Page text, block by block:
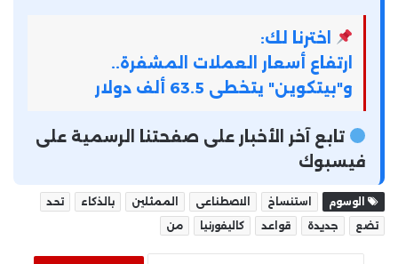
اخترنا لك:
ارتفاع أسعار العملات المشفرة..
و"بيتكوين" يتخطى 63.5 ألف دولار
تابع آخر الأخبار على صفحتنا الرسمية على
فيسبوك
الوسوم استنساخ الاصطناعى الممثلين بالذكاء
تحد
تضع
جديدة قواعد كاليفورنيا من